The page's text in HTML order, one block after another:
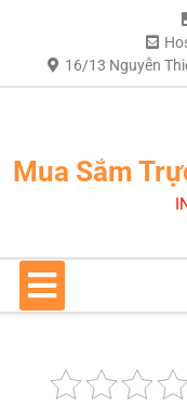
16/13 Nguyễn
Mua Sắm